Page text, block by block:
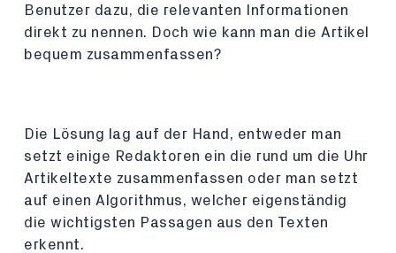
Benutzer dazu, die relevanten Informationen
direkt zu nennen. Doch wie kann man die Artikel
bequem zusammenfassen?
Die Lösung lag auf der Hand, entweder man
setzt einige Redaktoren ein die rund um die Uhr
Artikeltexte zusammenfassen oder man setzt
auf einen Algorithmus, welcher eigenständig
die wichtigsten Passagen aus den Texten
erkennt.